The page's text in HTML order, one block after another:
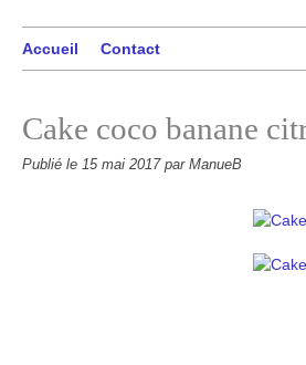
Accueil Contact
Cake coco banane
Publié le 15 mai 2017 par ManueB